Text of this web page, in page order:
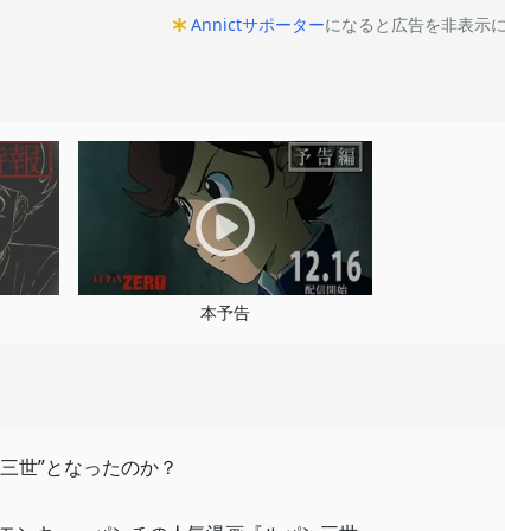
Annictサポーターになると広告を非表示
本予告
世”となったのか？